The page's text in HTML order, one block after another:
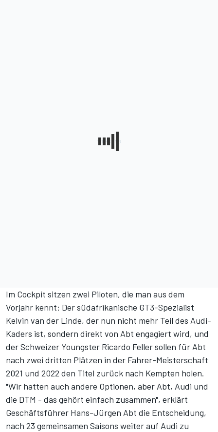
Im Cockpit sitzen zwei Piloten, die man aus dem
Vorjahr kennt: Der südafrikanische GT3-Spezialist
Kelvin van der Linde, der nun nicht mehr Teil des Audi-
Kaders ist, sondern direkt von Abt engagiert wird, und
der Schweizer Youngster Ricardo Feller sollen für Abt
nach zwei dritten Plätzen in der Fahrer-Meisterschaft
2021 und 2022 den Titel zurück nach Kempten holen.
"Wir hatten auch andere Optionen, aber Abt, Audi und
die DTM - das gehört einfach zusammen", erklärt
Geschäftsführer Hans-Jürgen Abt die Entscheidung,
nach 23 gemeinsamen Saisons weiter auf Audi zu